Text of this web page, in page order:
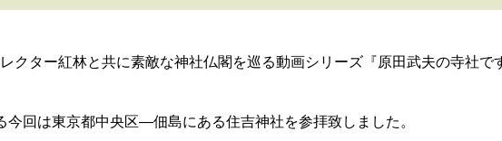
クター紅林と共に素敵な神社仏閣を巡る動画シリーズ『原田武夫の寺社で
今回は東京都中央区―佃島にある住吉神社を参拝致しました。